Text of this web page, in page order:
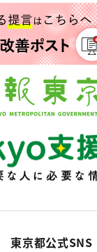
東京都公式SNS